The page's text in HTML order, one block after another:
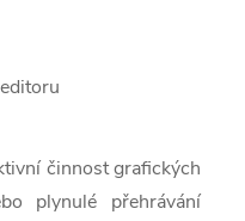
činnost grafických
plynulé přehrávání